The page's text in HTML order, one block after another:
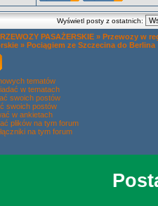
Wyświetl posty z ostatnich:
PASAŻERSKIE » Przewozy w
» Pociągiem ze Szczecina do Berlina
tematów
w tematach
swoich postów
swoich postów
w ankietach
plików na tym forum
na tym forum